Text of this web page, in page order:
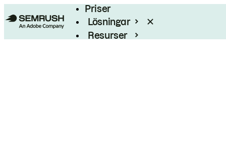
Priser
Lösningar
Resurser